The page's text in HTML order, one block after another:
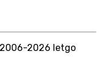
2026 letgo